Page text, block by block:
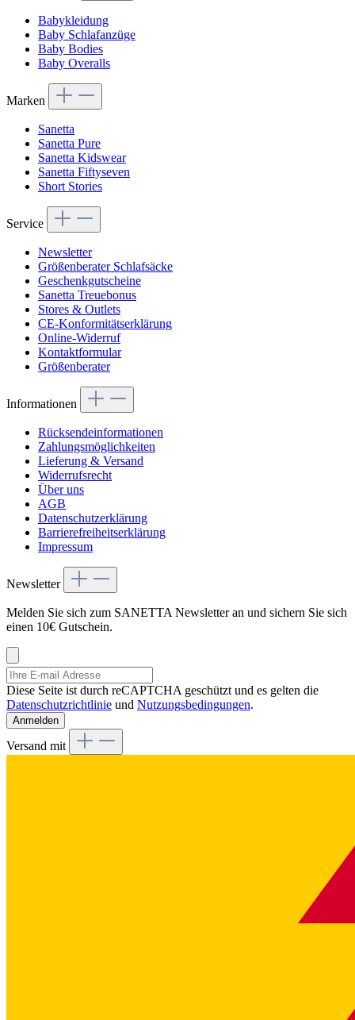
Babykleidung
Baby Schlafanzüge
Baby Bodies
Baby Overalls
Marken
Sanetta
Sanetta Pure
Sanetta Kidswear
Sanetta Fiftyseven
Short Stories
Service
Newsletter
Größenberater Schlafsäcke
Geschenkgutscheine
Sanetta Treuebonus
Stores & Outlets
CE-Konformitätserklärung
Online-Widerruf
Kontaktformular
Größenberater
Informationen
Rücksendeinformationen
Zahlungsmöglichkeiten
Lieferung & Versand
Widerrufsrecht
Über uns
AGB
Datenschutzerklärung
Barrierefreiheitserklärung
Impressum
Newsletter
Melden Sie sich zum SANETTA Newsletter an und sichern Sie sich
einen 10€ Gutschein.
Diese Seite ist durch reCAPTCHA geschützt und es gelten die
Datenschutzrichtlinie und Nutzungsbedingungen.
Anmelden
Versand mit